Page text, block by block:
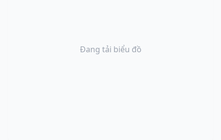
Đang tải biểu đồ